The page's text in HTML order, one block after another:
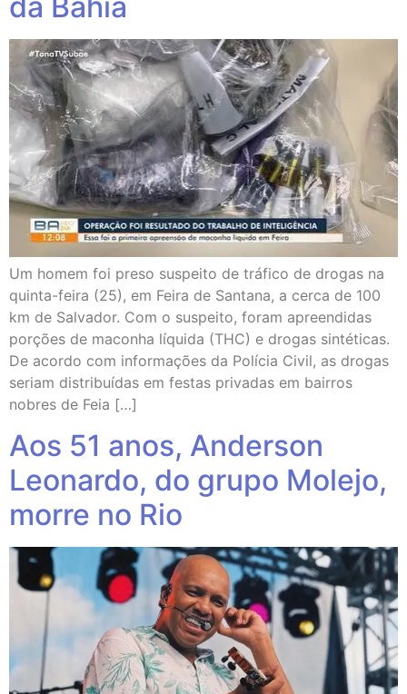
Um homem foi preso suspeito de tráfico de drogas na
quinta-feira (25), em Feira de Santana, a cerca de 100
km de Salvador. Com o suspeito, foram apreendidas
porções de maconha líquida (THC) e drogas sintéticas.
De acordo com informações da Polícia Civil, as drogas
seriam distribuídas em festas privadas em bairros
nobres de Feia […]
Aos 51 anos, Anderson
Leonardo, do grupo Molejo,
morre no Rio